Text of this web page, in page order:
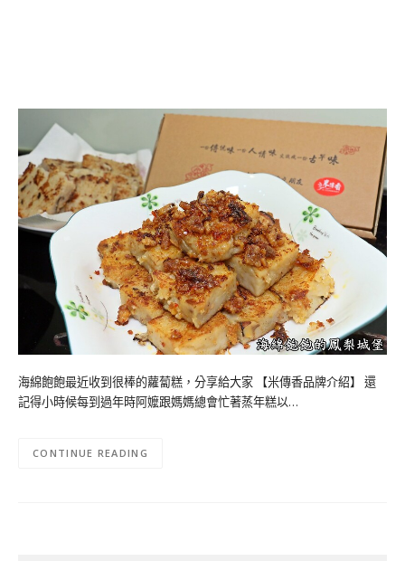
海綿飽飽最近收到很棒的蘿蔔糕，分享給大家 【米傳香品牌介紹】 還
記得小時候每到過年時阿嬤跟媽媽總會忙著蒸年糕以…
CONTINUE READING